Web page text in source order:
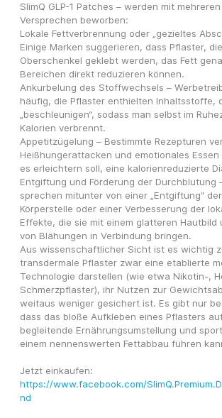
SlimQ GLP-1 Patches – werden mit
Versprechen beworben:
Lokale Fettverbrennung oder „gezieltes
Einige Marken suggerieren, dass Pflaster,
Oberschenkel geklebt werden, das Fett
Bereichen direkt reduzieren können.
Ankurbelung des Stoffwechsels –
häufig, die Pflaster enthielten Inhaltsstoffe,
„beschleunigen“, sodass man selbst im
Kalorien verbrennt.
Appetitzügelung – Bestimmte Rezepturen
Heißhungerattacken und emotionales
es erleichtern soll, eine kalorienreduzierte
Entgiftung und Förderung der Durchblutung
sprechen mitunter von einer „Entgiftung“
Körperstelle oder einer Verbesserung der
Effekte, die sie mit einem glatteren Hautbild
von Blähungen in Verbindung bringen.
Aus wissenschaftlicher Sicht ist es wichtig
transdermale Pflaster zwar eine etablierte
Technologie darstellen (wie etwa Nikotin-,
Schmerzpflaster), ihr Nutzen zur
weitaus weniger gesichert ist. Es gibt nur
dass das bloße Aufkleben eines Pflasters
begleitende Ernährungsumstellung und
einem nennenswerten Fettabbau führen
https://www.facebook.com/
nd